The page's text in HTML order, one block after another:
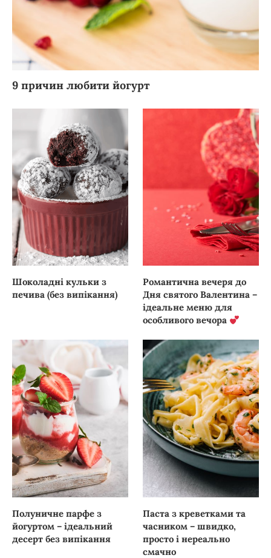
9 причин любити йогурт
Шоколадні кульки з
печива (без випікання)
Романтична вечеря до
Дня святого Валентина –
ідеальне меню для
особливого вечора
Полуничне парфе з
йогуртом – ідеальний
десерт без випікання
Паста з креветками та
часником – швидко,
просто і нереально
смачно